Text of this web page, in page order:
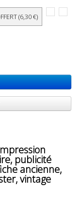
(6,30 €)
publicité
ancienne,
vintage